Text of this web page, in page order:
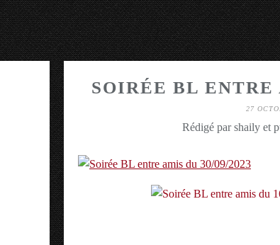
SOIRÉE BL ENTRE
27
Rédigé par shaily et